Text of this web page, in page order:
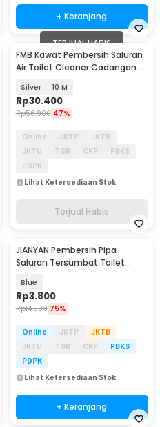
+ Keranjang
TERJUAL HABIS
FMB Kawat Pembersih Saluran
Air Toilet Cleaner Cadangan -
Silver 10 M
Rp30.400
Rp56.900 47%
Online JKTP
JKTB
JKTU
TGR CKP
PBKS
PDPK
Lihat Ketersediaan Stok
Terjual Habis
JIANYAN Pembersih Pipa
Saluran Tersumbat Toilet
Blue
Rp3.800
Rp14.900 75%
Online JKTP
JKTB
JKTU
TGR CKP
PBKS
PDPK
Lihat Ketersediaan Stok
+ Keranjang